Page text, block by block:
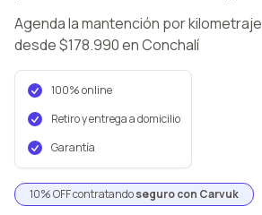
Agenda la mantención por kilometraje
desde $178.990en Conchalí
100% online
Retiro y entrega a domicilio
Garantía
10% OFF contratandoseguro con Carvuk